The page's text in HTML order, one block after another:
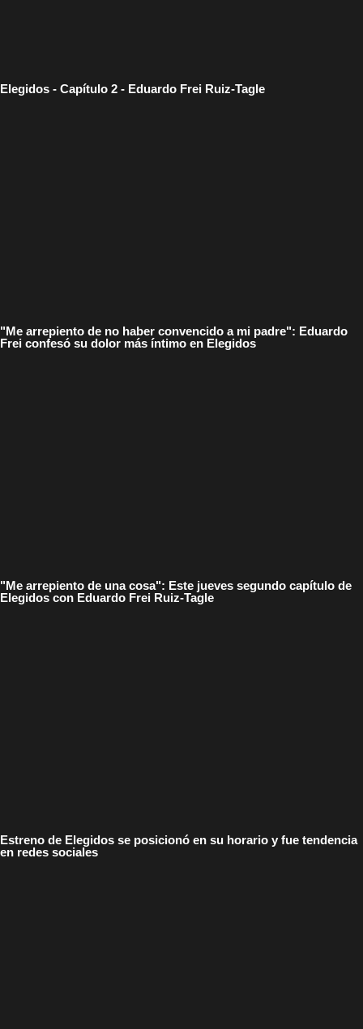
Elegidos - Capítulo 2 - Eduardo Frei Ruiz-Tagle
"Me arrepiento de no haber convencido a mi padre": Eduardo
Frei confesó su dolor más íntimo en Elegidos
"Me arrepiento de una cosa": Este jueves segundo capítulo de
Elegidos con Eduardo Frei Ruiz-Tagle
Estreno de Elegidos se posicionó en su horario y fue tendencia
en redes sociales